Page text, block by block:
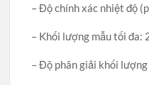
– Độ chính xác nhiệt độ
– Khối lượng mẫu tối đa:
– Độ phân giải khối